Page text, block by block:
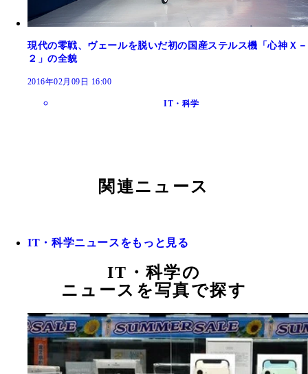
現代の零戦、ヴェールを脱いだ初の国産ステルス機「心神Ｘ－
２」の全貌
2016年02月09日 16:00
IT・科学
関連ニュース
IT・科学ニュースをもっと見る
IT・科学の
ニュースを写真で探す